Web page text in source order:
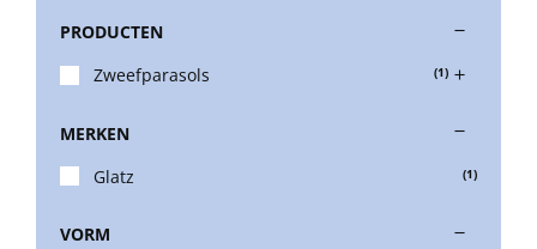
Stokparasols
PRODUCTEN
Zweefparasols
(1)
MERKEN
Glatz
(1)
VORM